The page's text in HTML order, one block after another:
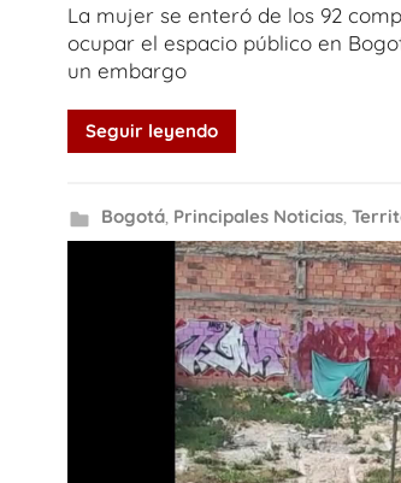
La mujer se enteró de los 92
ocupar el espacio público en
un embargo
Seguir leyendo
Bogotá, Principales Noticias,